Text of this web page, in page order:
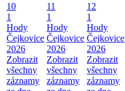
10
1
Hody
Čejkovice
2026
Zobrazit
všechny
záznamy
11
1
Hody
Čejkovice
2026
Zobrazit
všechny
záznamy
12
1
Hody
Čejkovice
2026
Zobrazit
všechny
záznamy